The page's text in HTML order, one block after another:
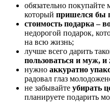
обязательно
который пришелся бы
стоимость подарка –
недорогой подарок,
на всю жизнь;
лучше всего дарить
пользоваться и муж, и
нужно аккуратно
радовал глаз
не забывайте убирать
планируете подарить